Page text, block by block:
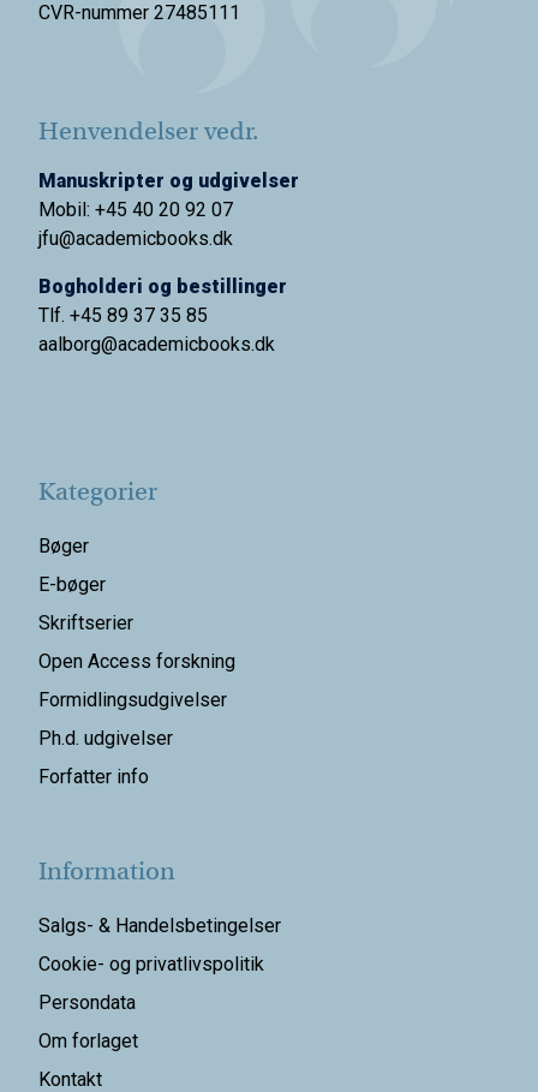
CVR-nummer 27485111
Henvendelser vedr.
Manuskripter og udgivelser
Mobil: +45 40 20 92 07
jfu@academicbooks.dk
Bogholderi og bestillinger
Tlf. +45 89 37 35 85
aalborg@academicbooks.dk
Kategorier
Bøger
E-bøger
Skriftserier
Open Access forskning
Formidlingsudgivelser
Ph.d. udgivelser
Forfatter info
Information
Salgs- & Handelsbetingelser
Cookie- og privatlivspolitik
Persondata
Om forlaget
Kontakt